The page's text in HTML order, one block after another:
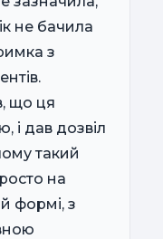
не бачила
з
що ця
і дав дозвіл
такий
на
формі, з